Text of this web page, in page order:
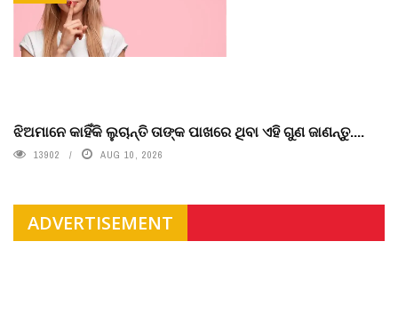
ଝିଅମାନେ କାହିଁକି ଲୁଚାନ୍ତି ତାଙ୍କ ପାଖରେ ଥିବା ଏହି ଗୁଣ ଜାଣନ୍ତୁ....
13902 AUG 10, 2026
ADVERTISEMENT